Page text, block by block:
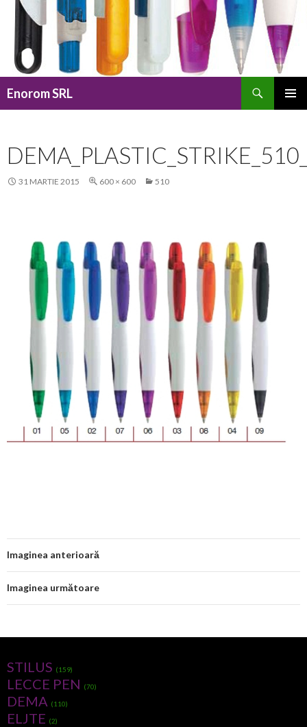
Enorom SRL
31 MARTIE 2015 600 × 600 510
Imaginea anterioară
Imaginea următoare
STILUS (159)
LECCE PEN (70)
DEMA (110)
ELJTE (2)